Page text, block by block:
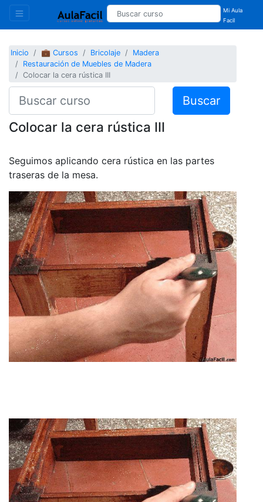
Mi Aula
Facil
Inicio 💼 Cursos Bricolaje
Madera
Restauración de Muebles de Madera
Colocar la cera rústica III
Buscar
Colocar la cera rústica III
Seguimos aplicando cera rústica en las partes
traseras de la mesa.